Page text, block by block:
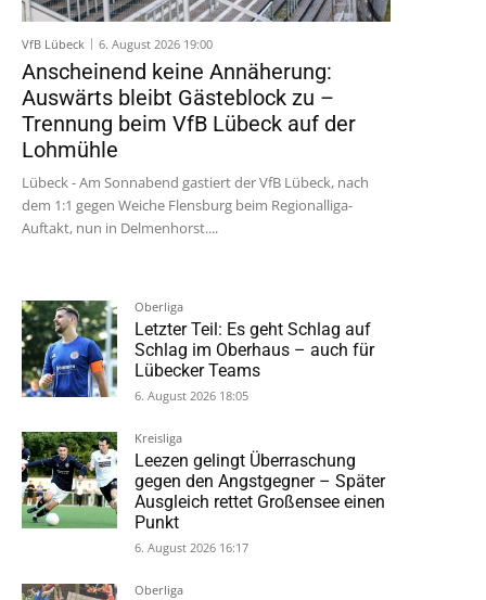
VfB Lübeck 6. August 2026 19:00
Anscheinend keine Annäherung:
Auswärts bleibt Gästeblock zu –
Trennung beim VfB Lübeck auf der
Lohmühle
Lübeck - Am Sonnabend gastiert der VfB Lübeck, nach
dem 1:1 gegen Weiche Flensburg beim Regionalliga-
Auftakt, nun in Delmenhorst....
Oberliga
Letzter Teil: Es geht Schlag auf
Schlag im Oberhaus – auch für
Lübecker Teams
6. August 2026 18:05
Kreisliga
Leezen gelingt Überraschung
gegen den Angstgegner – Später
Ausgleich rettet Großensee einen
Punkt
6. August 2026 16:17
Oberliga